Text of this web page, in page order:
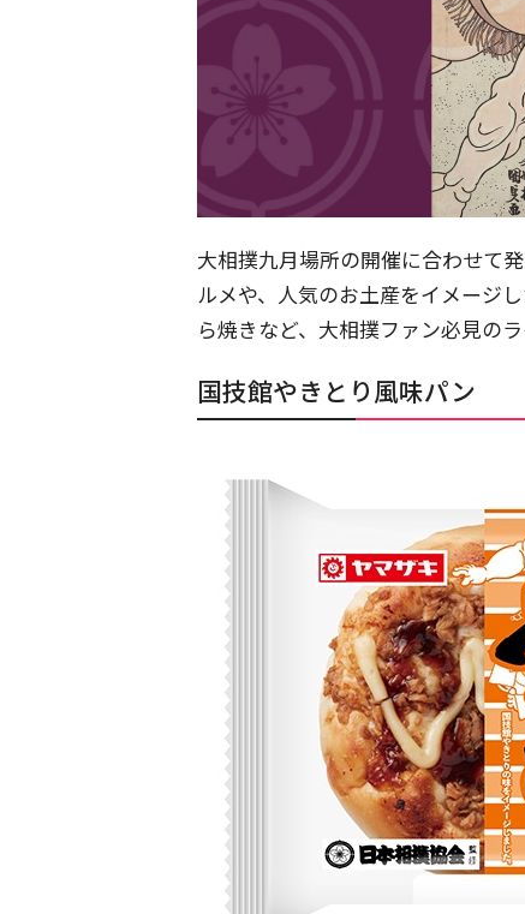
大相撲九月場所の開催に合わせて
ルメや、人気のお土産をイメージ
ら焼きなど、大相撲ファン必見の
国技館やきとり風味パン